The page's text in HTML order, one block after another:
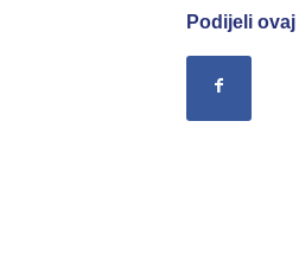
Podijeli